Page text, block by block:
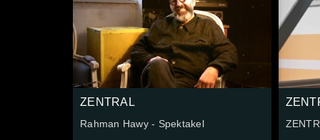
ZENTRAL
Rahman Hawy - Spektakel